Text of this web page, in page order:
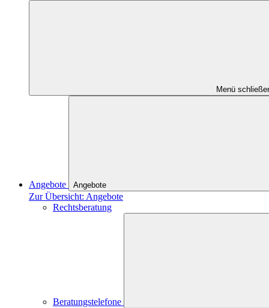
Menü
Angebote Angebote
Zur Übersicht: Angebote
Rechtsberatung
Beratungstelefone